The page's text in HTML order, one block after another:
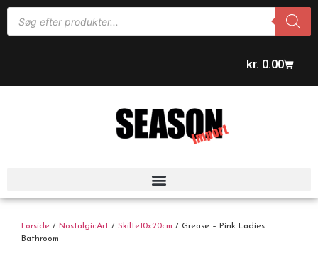
kr. 0.00
Forside / NostalgicArt / Skilte10x20cm / Grease – Pink Ladies
Bathroom